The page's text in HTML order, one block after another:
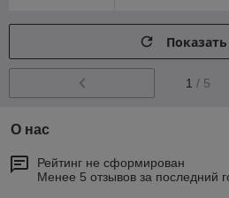
1 / 5
О нас
Рейтинг не сформирован
Менее 5 отзывов за последний